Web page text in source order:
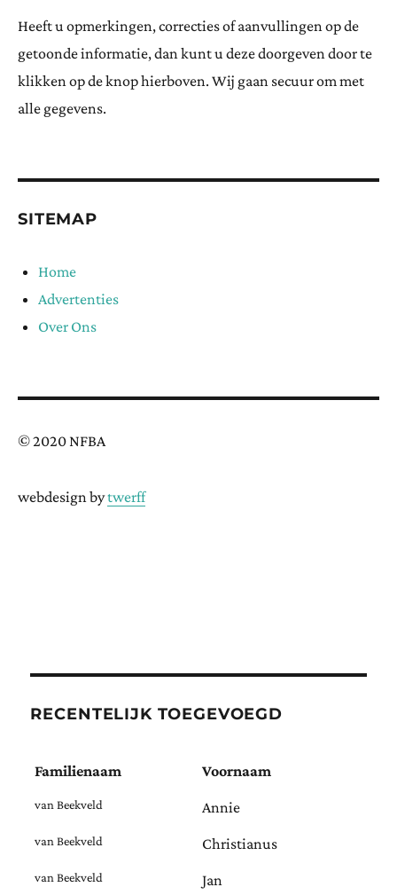
Heeft u opmerkingen, correcties of aanvullingen op de
getoonde informatie, dan kunt u deze doorgeven door te
klikken op de knop hierboven. Wij gaan secuur om met
alle gegevens.
SITEMAP
Home
Advertenties
Over Ons
© 2020 NFBA
webdesign bytwerff
RECENTELIJK TOEGEVOEGD
Familienaam Voornaam
van Beekveld Annie
van Beekveld Christianus
van Beekveld Jan